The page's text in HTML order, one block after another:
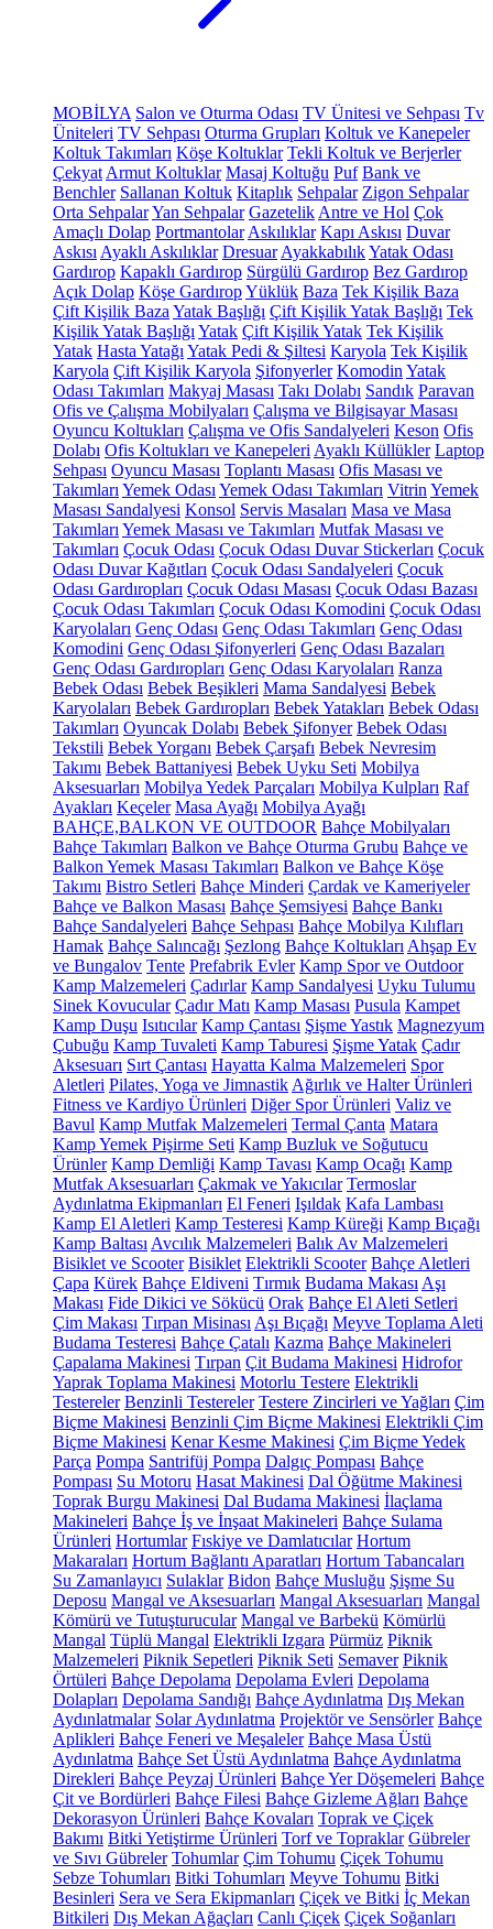
MOBİLYA Salon ve Oturma Odası TV Ünitesi ve Sehpası Tv
Üniteleri TV Sehpası Oturma Grupları Koltuk ve Kanepeler
Koltuk Takımları Köşe Koltuklar Tekli Koltuk ve Berjerler
Çekyat Armut Koltuklar Masaj Koltuğu Puf Bank ve
Benchler Sallanan Koltuk Kitaplık Sehpalar Zigon Sehpalar
Orta SehpalarYan Sehpalar Gazetelik Antre ve Hol Çok
Amaçlı Dolap Portmantolar Askılıklar Kapı Askısı Duvar
Askısı Ayaklı Askılıklar Dresuar AyakkabılıkYatak Odası
Gardırop Kapaklı Gardırop Sürgülü Gardırop Bez Gardırop
Açık Dolap Köşe GardıropYüklük Baza Tek Kişilik Baza
Çift Kişilik Baza Yatak Başlığı Çift Kişilik Yatak Başlığı Tek
Kişilik Yatak Başlığı Yatak Çift Kişilik Yatak Tek Kişilik
Yatak Hasta Yatağı Yatak Pedi & Şiltesi Karyola Tek Kişilik
Karyola Çift Kişilik Karyola Şifonyerler Komodin Yatak
Odası Takımları Makyaj Masası Takı Dolabı Sandık Paravan
Ofis ve Çalışma Mobilyaları Çalışma ve Bilgisayar Masası
Oyuncu Koltukları Çalışma ve Ofis Sandalyeleri Keson Ofis
Dolabı Ofis Koltukları ve Kanepeleri Ayaklı Küllükler Laptop
Sehpası Oyuncu Masası Toplantı Masası Ofis Masası ve
Takımları Yemek Odası Yemek Odası Takımları Vitrin Yemek
Masası Sandalyesi Konsol Servis Masaları Masa ve Masa
Takımları Yemek Masası ve Takımları Mutfak Masası ve
Takımları Çocuk Odası Çocuk Odası Duvar Stickerları Çocuk
Odası Duvar Kağıtları Çocuk Odası Sandalyeleri Çocuk
Odası Gardıropları Çocuk Odası Masası Çocuk Odası Bazası
Çocuk Odası Takımları Çocuk Odası Komodini Çocuk Odası
Karyolaları Genç Odası Genç Odası Takımları Genç Odası
Komodini Genç Odası Şifonyerleri Genç Odası Bazaları
Genç Odası Gardıropları Genç Odası Karyolaları Ranza
Bebek Odası Bebek Beşikleri Mama Sandalyesi Bebek
Karyolaları Bebek Gardıropları Bebek Yatakları Bebek Odası
Takımları Oyuncak Dolabı Bebek Şifonyer Bebek Odası
Tekstili Bebek Yorganı Bebek Çarşafı Bebek Nevresim
Takımı Bebek Battaniyesi Bebek Uyku Seti Mobilya
Aksesuarları Mobilya Yedek Parçaları Mobilya Kulpları Raf
Ayakları Keçeler Masa Ayağı Mobilya Ayağı
BAHÇE,BALKON VE OUTDOOR Bahçe Mobilyaları
Bahçe Takımları Balkon ve Bahçe Oturma Grubu Bahçe ve
Balkon Yemek Masası Takımları Balkon ve Bahçe Köşe
Takımı Bistro Setleri Bahçe Minderi Çardak ve Kameriyeler
Bahçe ve Balkon Masası Bahçe Şemsiyesi Bahçe Bankı
Bahçe Sandalyeleri Bahçe Sehpası Bahçe Mobilya Kılıfları
Hamak Bahçe Salıncağı Şezlong Bahçe Koltukları Ahşap Ev
ve Bungalov Tente Prefabrik Evler Kamp Spor ve Outdoor
Kamp Malzemeleri Çadırlar Kamp Sandalyesi Uyku Tulumu
Sinek Kovucular Çadır Matı Kamp Masası Pusula Kampet
Kamp Duşu Isıtıcılar Kamp Çantası Şişme Yastık Magnezyum
Çubuğu Kamp Tuvaleti Kamp Taburesi Şişme Yatak Çadır
Aksesuarı Sırt Çantası Hayatta Kalma Malzemeleri Spor
Aletleri Pilates, Yoga ve Jimnastik Ağırlık ve Halter Ürünleri
Fitness ve Kardiyo Ürünleri Diğer Spor Ürünleri Valiz ve
Bavul Kamp Mutfak Malzemeleri Termal Çanta Matara
Kamp Yemek Pişirme Seti Kamp Buzluk ve Soğutucu
Ürünler Kamp Demliği Kamp Tavası Kamp Ocağı Kamp
Mutfak Aksesuarları Çakmak ve Yakıcılar Termoslar
Aydınlatma Ekipmanları El Feneri Işıldak Kafa Lambası
Kamp El Aletleri Kamp Testeresi Kamp Küreği Kamp Bıçağı
Kamp Baltası Avcılık Malzemeleri Balık Av Malzemeleri
Bisiklet ve Scooter Bisiklet Elektrikli Scooter Bahçe Aletleri
Çapa Kürek Bahçe Eldiveni Tırmık Budama Makası Aşı
Makası Fide Dikici ve Sökücü Orak Bahçe El Aleti Setleri
Çim Makası Tırpan Misinası Aşı Bıçağı Meyve Toplama Aleti
Budama Testeresi Bahçe Çatalı Kazma Bahçe Makineleri
Çapalama Makinesi Tırpan Çit Budama Makinesi Hidrofor
Yaprak Toplama Makinesi Motorlu Testere Elektrikli
Testereler Benzinli Testereler Testere Zincirleri ve Yağları Çim
Biçme Makinesi Benzinli Çim Biçme Makinesi Elektrikli Çim
Biçme Makinesi Kenar Kesme Makinesi Çim Biçme Yedek
Parça Pompa Santrifüj Pompa Dalgıç Pompası Bahçe
Pompası Su Motoru Hasat Makinesi Dal Öğütme Makinesi
Toprak Burgu Makinesi Dal Budama Makinesi İlaçlama
Makineleri Bahçe İş ve İnşaat Makineleri Bahçe Sulama
Ürünleri Hortumlar Fıskiye ve Damlatıcılar Hortum
Makaraları Hortum Bağlantı Aparatları Hortum Tabancaları
Su Zamanlayıcı Sulaklar Bidon Bahçe Musluğu Şişme Su
Deposu Mangal ve Aksesuarları Mangal Aksesuarları Mangal
Kömürü ve Tutuşturucular Mangal ve Barbekü Kömürlü
Mangal Tüplü Mangal Elektrikli Izgara Pürmüz Piknik
Malzemeleri Piknik Sepetleri Piknik Seti Semaver Piknik
Örtüleri Bahçe Depolama Depolama Evleri Depolama
Dolapları Depolama Sandığı Bahçe Aydınlatma Dış Mekan
Aydınlatmalar Solar Aydınlatma Projektör ve Sensörler Bahçe
Aplikleri Bahçe Feneri ve Meşaleler Bahçe Masa Üstü
Aydınlatma Bahçe Set Üstü Aydınlatma Bahçe Aydınlatma
Direkleri Bahçe Peyzaj Ürünleri Bahçe Yer Döşemeleri Bahçe
Çit ve Bordürleri Bahçe Filesi Bahçe Gizleme Ağları Bahçe
Dekorasyon Ürünleri Bahçe Kovaları Toprak ve Çiçek
Bakımı Bitki Yetiştirme Ürünleri Torf ve Topraklar Gübreler
ve Sıvı Gübreler Tohumlar Çim Tohumu Çiçek Tohumu
Sebze Tohumları Bitki Tohumları Meyve Tohumu Bitki
Besinleri Sera ve Sera Ekipmanları Çiçek ve Bitki İç Mekan
Bitkileri Dış Mekan Ağaçları Canlı Çiçek Çiçek Soğanları